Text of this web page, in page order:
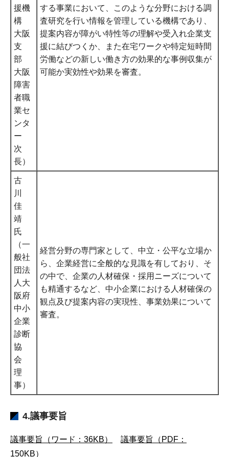
援機
構
大阪
支
部
大阪
障害
者職
業セ
ンタ
ー
次
長）
する事業において、このような分野における調
査研究を行い情報を管理している機構であり、
提案内容が障がい特性等の理解や受入れ企業支
援に結びつくか、また在宅ワークや特定短時間
労働などの新しい働き方の効果的な事例収集が
可能か実効性や効果を審査。
古
川
佳
靖
氏
（一
般社
団法
人大
阪府
中小
企業
診断
協
会
理
事）
経営分野の専門家として、中立・公平な立場か
ら、企業経営に全般的な見識を有しており、そ
の中で、企業の人材確保・採用ニーズについて
も精通するなど、中小企業における人材確保の
観点及び提案内容の実現性、事業効果について
審査。
4.議事要旨
議事要旨（ワード：36KB）
議事要旨（PDF：
150KB）